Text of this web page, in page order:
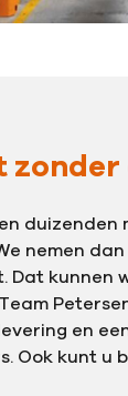
duizenden
nemen
Dat kunnen
en
Ook kunt u